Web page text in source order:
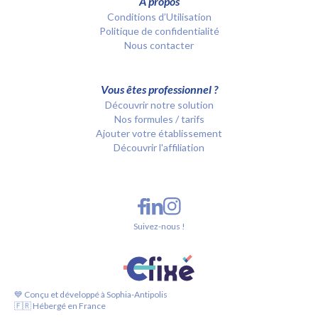
Conditions d’Utilisation
Politique de confidentialité
Nous contacter
Vous êtes professionnel ?
Découvrir notre solution
Nos formules / tarifs
Ajouter votre établissement
Découvrir l'affiliation
💙 Conçu et développé à Sophia-Antipolis
🇫🇷 Hébergé en France
Suivez-nous !